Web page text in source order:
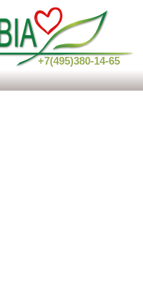
+7(495)380-14-65